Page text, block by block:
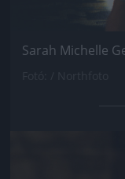
Sarah Michelle